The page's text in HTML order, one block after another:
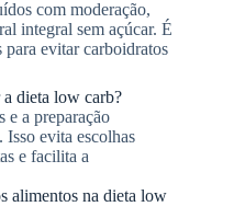
com moderação,
integral sem açúcar. É
evitar carboidratos
dieta low carb?
e a preparação
Isso evita escolhas
e facilita a
alimentos na dieta low